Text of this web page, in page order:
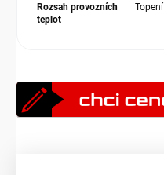
Rozsah provozních
teplot
Topení